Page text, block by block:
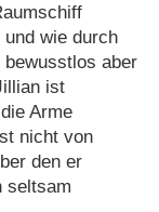
wie durch
aber
ist
Arme
nicht von
den er
seltsam